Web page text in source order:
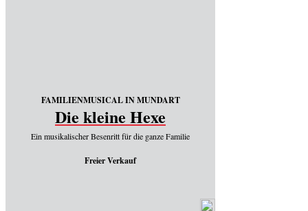
FAMILIENMUSICAL IN MUNDART
Die kleine Hexe
Ein musikalischer Besenritt für die ganze Familie
Freier Verkauf